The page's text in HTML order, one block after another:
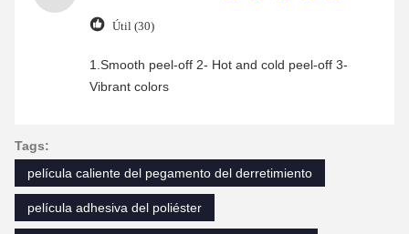
Útil (30)
1.Smooth peel-off 2- Hot and cold peel-off 3-
Vibrant colors
Tags:
película caliente del pegamento del derretimiento
película adhesiva del poliéster